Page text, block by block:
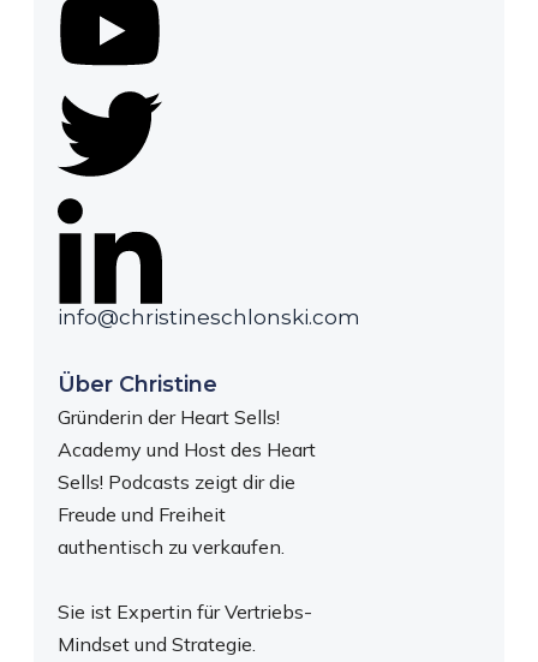
info@christineschlonski.com
Über Christine
Gründerin der Heart Sells!
Academy und Host des Heart
Sells! Podcasts zeigt dir die
Freude und Freiheit
authentisch zu verkaufen.
Sie ist Expertin für Vertriebs-
Mindset und Strategie.